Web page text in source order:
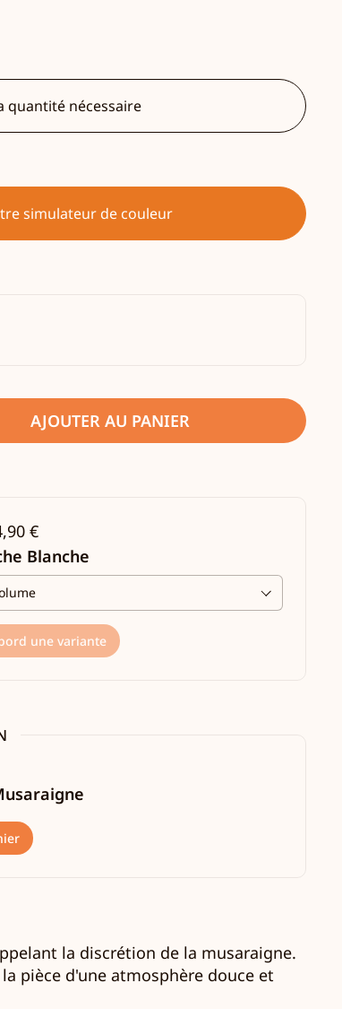
quantité nécessaire
simulateur de couleur
AJOUTER AU PANIER
€
Blanche
une variante
la discrétion de la musaraigne.
pièce d'une atmosphère douce et